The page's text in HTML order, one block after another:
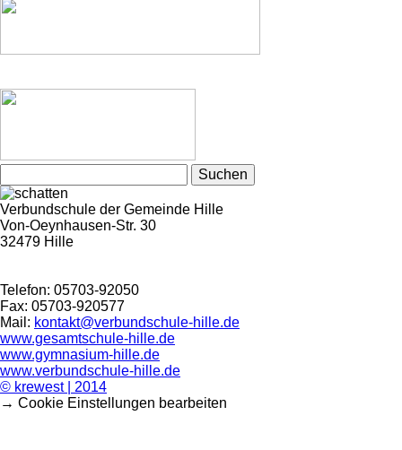
nach:
Verbundschule der Gemeinde Hille
Von-Oeynhausen-Str. 30
32479 Hille
Telefon: 05703-92050
Fax: 05703-920577
Mail: kontakt@verbundschule-hille.de
www.gesamtschule-hille.de
www.gymnasium-hille.de
www.verbundschule-hille.de
© krewest | 2014
→ Cookie Einstellungen bearbeiten